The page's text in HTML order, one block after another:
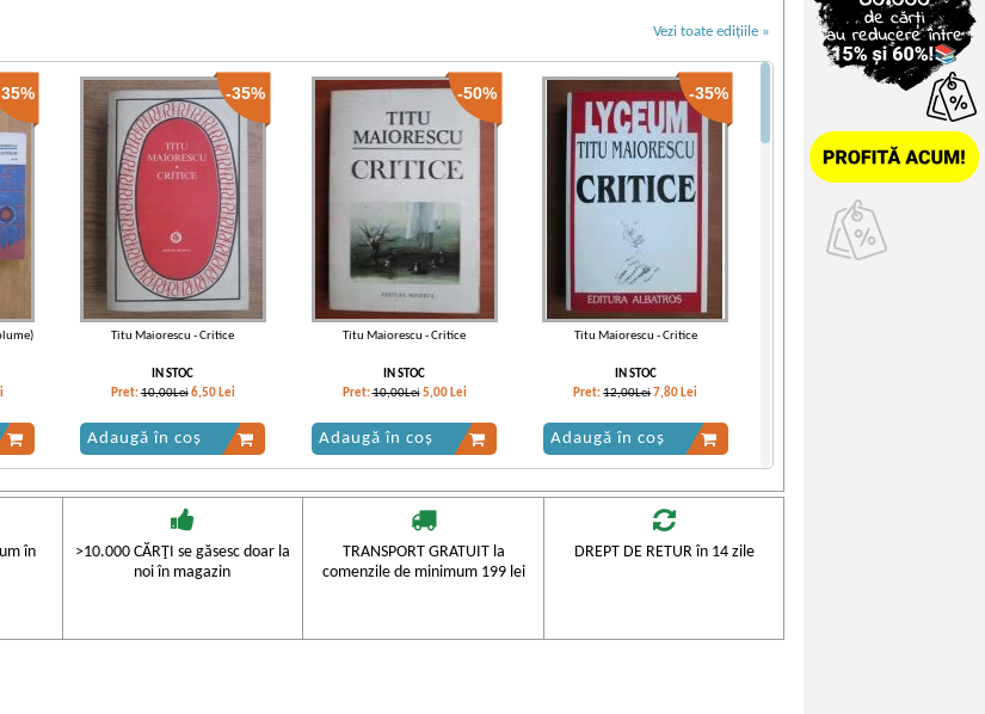
Vezi toate edițiile »
-35%
Titu Maiorescu - Critice
IN STOC
Pret:10,00Lei 6,50 Lei
Adaugă în coș
-50%
Titu Maiorescu - Critice
IN STOC
Pret:10,00Lei 5,00 Lei
Adaugă în coș
-35%
Titu Maiorescu - Critice
IN STOC
Pret:12,00Lei 7,80 Lei
Adaugă în coș
-60% -60%
în
>10.000 CĂRŢI se găsesc doar la
noi în magazin
TRANSPORT GRATUIT la
comenzile de minimum 199 lei
DREPT DE RETUR în 14 zile